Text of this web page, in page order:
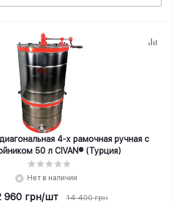
4-х рамочная ручная с
50 л CIVAN® (Турция)
Нет в наличии
960грн/шт 14 400грн